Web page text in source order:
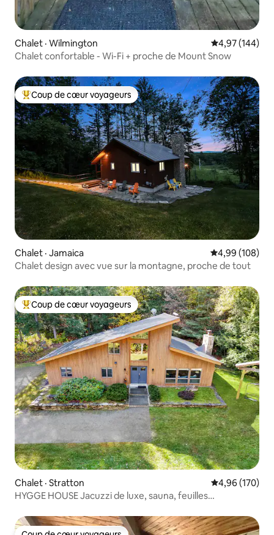
Chalet · Wilmington Note
4,97 (144)
Chalet confortable - Wi-Fi + proche de Mount Snow
Coup de cœur voyageurs parmi les plus aimés
Coup de cœur voyageurs
Chalet · Jamaica Note
4,99 (108)
Chalet design avec vue sur la montagne, proche de tout
Coup de cœur voyageurs parmi les plus aimés
Coup de cœur voyageurs
Chalet · Stratton Note
4,96 (170)
HYGGE HOUSE Jacuzzi de luxe, sauna, feuilles